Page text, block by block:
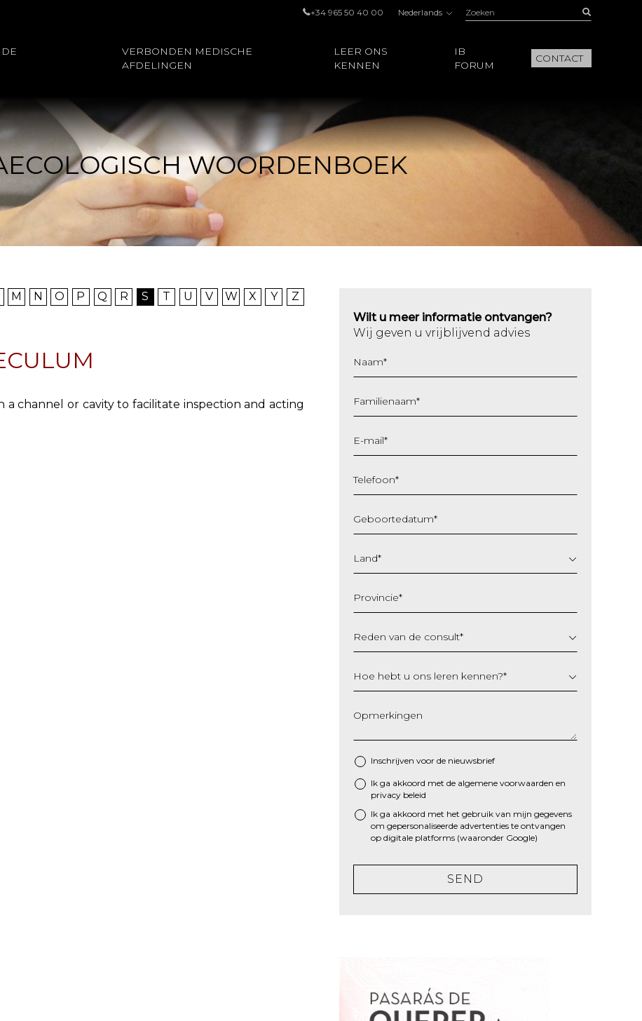
+34 965 50 40 00 Nederlands Zoeken:
VERBONDEN MEDISCHE
AFDELINGEN
LEER ONS
KENNEN
IB
FORUM
CONTACT
WOORDENBOEK
M N O P Q R S T U V W X Y Z
channel or cavity to facilitate inspection and acting
Wilt u meer informatie ontvangen?
Wij geven u vrijblijvend advies
Naam*
Familienaam*
E-mail*
Telefoon*
Geboortedatum*
slash
MM
JJJJ
Land*
Provincie*
Reden van de consult*
Hoe hebt u ons leren kennen?*
Opmerkingen
Inschrijven voor de nieuwsbrief
* Ik ga akkoord met de algemene voorwaarden en
privacy beleid
Ik ga akkoord met het gebruik van mijn gegevens
om gepersonaliseerde advertenties te ontvangen
op digitale platforms (waaronder Google)
SEND